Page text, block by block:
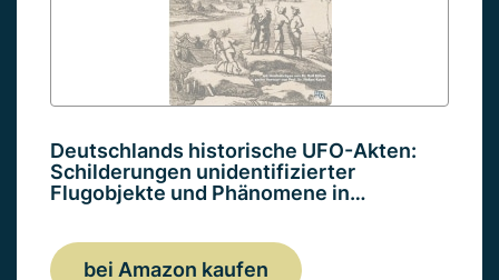
Deutschlands historische UFO-Akten:
Schilderungen unidentifizierter
Flugobjekte und Phänomene in…
bei Amazon kaufen